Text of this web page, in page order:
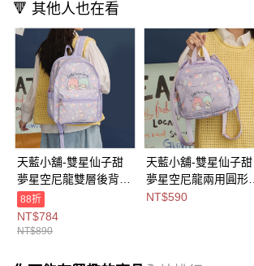
🔻 其他人也在看
天藍小舖-雙星仙子甜
夢星空尼龍雙層後背
包-共1
色-$890【A12122369
】
88折
NT$784
NT$890
天藍小舖-雙星仙子甜
夢星空尼龍兩用圓形後
背包-共1
NT$590